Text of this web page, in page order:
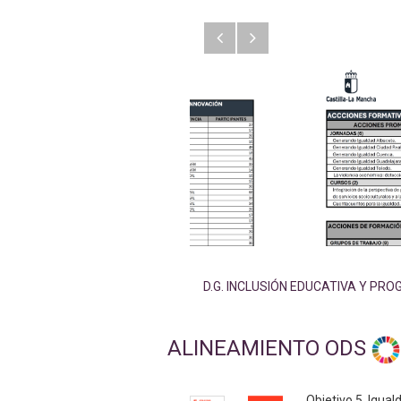
AnteriorSiguiente
D.G. INCLUSIÓN EDUCATIVA Y
ALINEAMIENTO ODS